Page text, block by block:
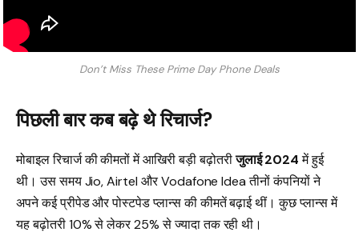
Don’t Miss These Prime Day Phone Deals
पिछली बार कब बढ़े थे रिचार्ज?
मोबाइल रिचार्ज की कीमतों में आखिरी बड़ी बढ़ोतरीजुलाई 2024में हुई
थी। उस समय Jio, Airtel और Vodafone Idea तीनों कंपनियों ने
अपने कई प्रीपेड और पोस्टपेड प्लान्स की कीमतें बढ़ाई थीं। कुछ प्लान्स में
यह बढ़ोतरी 10% से लेकर 25% से ज्यादा तक रही थी।